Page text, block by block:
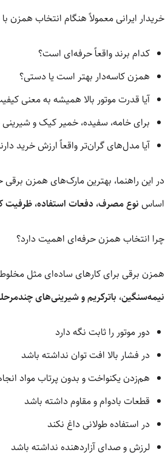
خریدار ایرانی معمولاً هنگام انتخاب
کدام برند واقعاً حرفه‌ای است؟
همزن کاسه‌دار بهتر است یا دستی؟
آیا قدرت موتور بالا همیشه به معنی
برای خامه، سفیده، خمیر کیک و
آیا مدل‌های گران‌تر واقعاً ارزش خرید
در این راهنما، بهترین مارک‌های همزن
اساس نوع مصرف، دفعات استفاده، ظرفیت
چرا انتخاب همزن حرفه‌ای اهمیت دارد؟
همزن برقی برای کارهای ساده‌ای مثل
نیمه‌سنگین، باترکریم و شیرینی‌های
دور موتور را ثابت نگه دارد
در فشار بالا افت توان نداشته باشد
هم‌زدن یکنواخت و بدون پرتاب مواد
قطعات بادوام و مقاوم داشته باشد
در استفاده طولانی داغ نکند
لرزش و صدای آزاردهنده نداشته باشد